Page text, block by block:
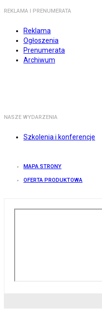
REKLAMA I PRENUMERATA
Reklama
Ogłoszenia
Prenumerata
Archiwum
NASZE WYDARZENIA
Szkolenia i konferencje
MAPA STRONY
OFERTA PRODUKTOWA